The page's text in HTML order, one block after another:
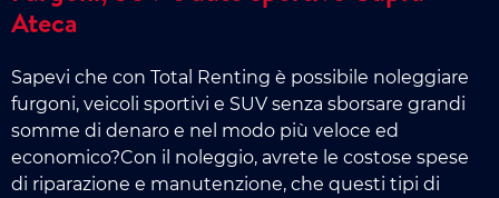
Ateca
Sapevi che con Total Renting è possibile noleggiare
furgoni, veicoli sportivi e SUV senza sborsare grandi
somme di denaro e nel modo più veloce ed
economico?Con il noleggio, avrete le costose spese
di riparazione e manutenzione, che questi tipi di